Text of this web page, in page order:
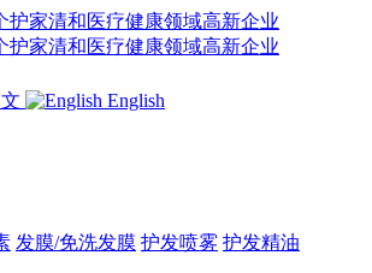
English
发膜/免洗发膜 护发喷雾 护发精油